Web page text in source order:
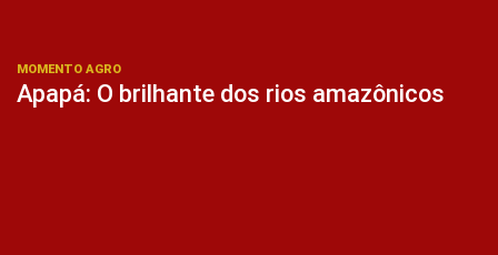
MOMENTO AGRO
Apapá: O brilhante dos rios amazônicos